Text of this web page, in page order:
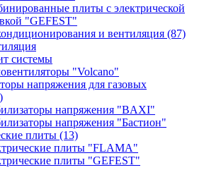
плиты с электрической
"GEFEST"
и вентиляция (87)
системы
"Volcano"
напряжения для газовых
напряжения "BAXI"
напряжения "Бастион"
плиты (13)
плиты "FLAMA"
плиты "GEFEST"